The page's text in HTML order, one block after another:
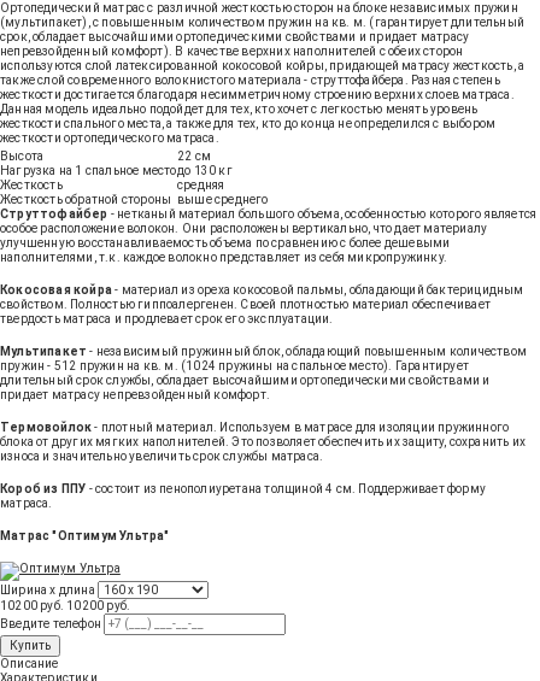
Ортопедический матрас с различной жесткостью сторон на блоке независимых пружин
(мультипакет), с повышенным количеством пружин на кв. м. (гарантирует длительный
срок, обладает высочайшими ортопедическими свойствами и придает матрасу
непревзойденный комфорт). В качестве верхних наполнителей с обеих сторон
используются слой латексированной кокосовой койры, придающей матрасу жесткость, а
также слой современного волокнистого материала - струттофайбера. Разная степень
жесткости достигается благодаря несимметричному строению верхних слоев матраса.
Данная модель идеально подойдет для тех, кто хочет с легкостью менять уровень
жесткости спального места, а также для тех, кто до конца не определился с выбором
жесткости ортопедического матраса.
Высота
22 см
Нагрузка на 1 спальное местодо 130 кг
Жесткость
средняя
Жесткость обратной стороны
выше среднего
Струттофайбер - нетканый материал большого объема, особенностью которого является
особое расположение волокон. Они расположены вертикально, что дает материалу
улучшенную восстанавливаемость объема по сравнению с более дешевыми
наполнителями, т.к. каждое волокно представляет из себя микропружинку.
Кокосовая койра- материал из ореха кокосовой пальмы, обладающий бактерицидным
свойством. Полностью гиппоалергенен. Своей плотностью материал обеспечивает
твердость матраса и продлевает срок его эксплуатации.
Мультипакет - независимый пружинный блок, обладающий повышенным количеством
пружин - 512 пружин на кв. м. (1024 пружины на спальное место). Гарантирует
длительный срок службы, обладает высочайшими ортопедическими свойствами и
придает матрасу непревзойденный комфорт.
Термовойлок- плотный материал. Используем в матрасе для изоляции пружинного
блока от других мягких наполнителей. Это позволяет обеспечить их защиту, сохранить их
износа и значительно увеличить срок службы матраса.
Короб из ППУ - состоит из пенополиуретана толщиной 4 см. Поддерживает форму
матраса.
Матрас "Оптимум Ультра"
Ширина х длина
10200 руб. 10200 руб.
Введите телефон
Купить
Описание